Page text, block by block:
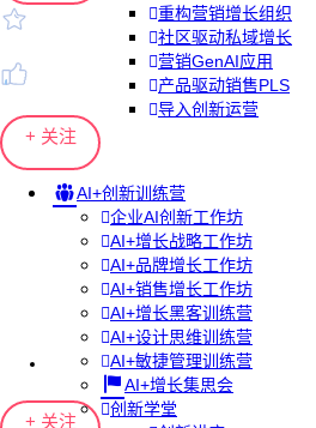
重构营销增长组织
社区驱动私域增长
营销GenAI应用
产品驱动销售PLS
导入创新运营
AI+创新训练营
企业AI创新工作坊
AI+增长战略工作坊
AI+品牌增长工作坊
AI+销售增长工作坊
AI+增长黑客训练营
AI+设计思维训练营
AI+敏捷管理训练营
AI+增长集思会
创新学堂
+ 关注
+ 关注